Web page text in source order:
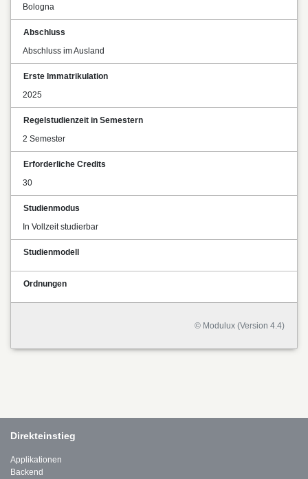
Bologna
Abschluss
Abschluss im Ausland
Erste Immatrikulation
2025
Regelstudienzeit in Semestern
2 Semester
Erforderliche Credits
30
Studienmodus
In Vollzeit studierbar
Studienmodell
Ordnungen
© Modulux (Version 4.4)
Direkteinstieg
Applikationen
Backend